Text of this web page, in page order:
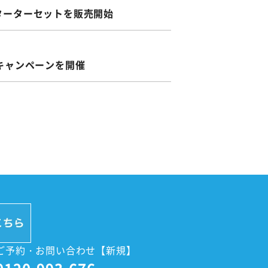
ターセットを販売開始
ャンペーンを開催
予約・お問い合わせ【新規】